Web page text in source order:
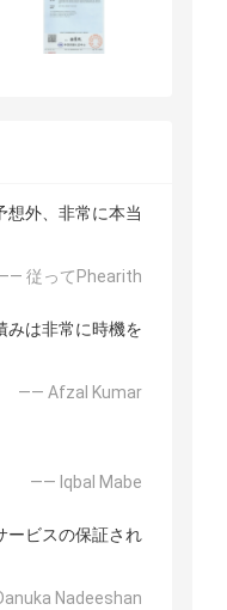
想外、非常に本当
従ってPhearith
みは非常に時機を
—— Afzal Kumar
—— Iqbal Mabe
ービスの保証され
Nadeeshan